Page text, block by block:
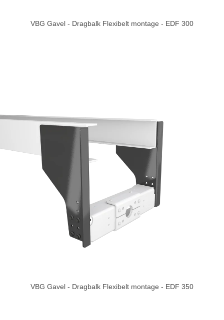
VBG Gavel - Dragbalk Flexibelt montage - EDF 300
VBG Gavel - Dragbalk Flexibelt montage - EDF 350